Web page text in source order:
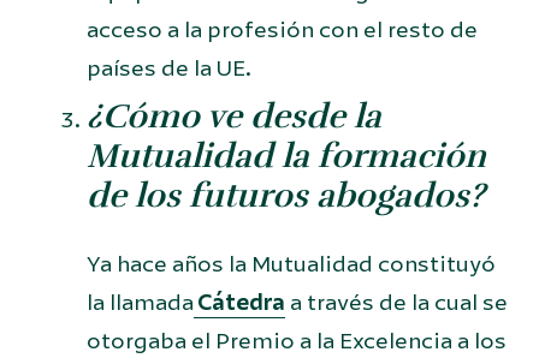
acceso a la profesión con el resto de
países de la UE.
¿Cómo ve desde la
Mutualidad la formación
de los futuros abogados?
Ya hace años la Mutualidad constituyó
la llamada Cátedra a través de la cual se
otorgaba el Premio a la Excelencia a los